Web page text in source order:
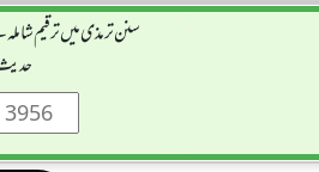
سنن ترمذی میں ترقیم